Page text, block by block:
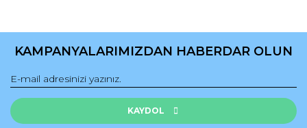
Ürün açıklamasında eksik bilgiler bulunuyor.
Ürün fiyatı diğer sitelerden daha pahalı.
Bu ürüne benzer farklı alternatifler olmalı.
KAMPANYALARIMIZDAN HABERDAR OLUN
KAYDOL